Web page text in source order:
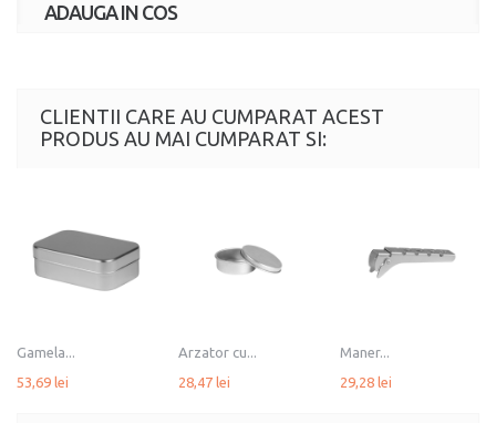
ADAUGA IN COS
CLIENTII CARE AU CUMPARAT ACEST
PRODUS AU MAI CUMPARAT SI:
Gamela...
53,69 lei
Arzator cu...
28,47 lei
Maner...
29,28 lei